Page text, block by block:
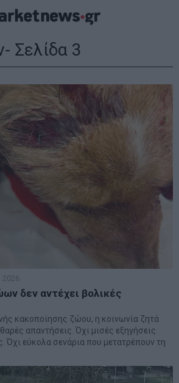
- Σελίδα 3
2026
δεν αντέχει βολικές
κακοποίησης ζώου, η κοινωνία ζητά
απαντήσεις. Όχι μισές εξηγήσεις.
Όχι εύκολα σενάρια που μετατρέπουν τη